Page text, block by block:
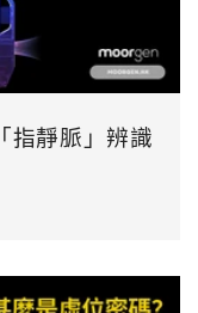
指靜脈」辨識